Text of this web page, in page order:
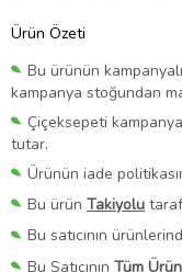
Ürün Özeti
Bu ürünün
kampanya stoğundan
Çiçeksepeti
tutar.
Ürünün iade
Bu ürün Takiyolu
Bu satıcının
Bu Satıcının Tüm